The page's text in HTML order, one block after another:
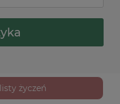
życzeń